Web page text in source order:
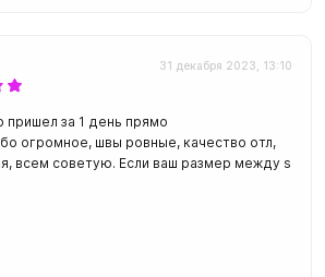
31 декабря 2023, 13:10
пришел за 1 день прямо
огромное, швы ровные, качество отл,
всем советую. Если ваш размер между s